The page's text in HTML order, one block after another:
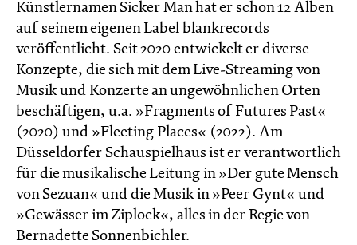
Künstlernamen Sicker Man hat er schon 12 Alben
auf seinem eigenen Label blankrecords
veröffentlicht. Seit 2020 entwickelt er diverse
Konzepte, die sich mit dem Live-Streaming von
Musik und Konzerte an ungewöhnlichen Orten
beschäftigen, u.a. »Fragments of Futures Past«
(2020) und »Fleeting Places« (2022). Am
Düsseldorfer Schauspielhaus ist er verantwortlich
für die musikalische Leitung in »Der gute Mensch
von Sezuan« und die Musik in »Peer Gynt« und
»Gewässer im Ziplock«, alles in der Regie von
Bernadette Sonnenbichler.